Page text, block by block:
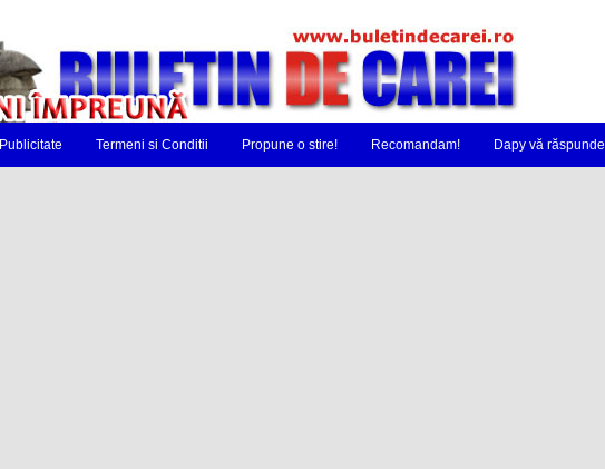
Publicitate Termeni si Conditii Propune o stire! Recomandam! Dapy vă răspunde